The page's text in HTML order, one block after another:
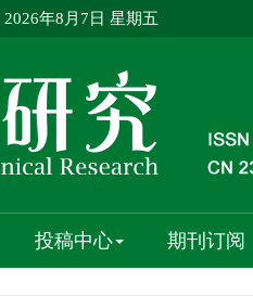
2026年8月7日 星期五
投稿中心 期刊订阅